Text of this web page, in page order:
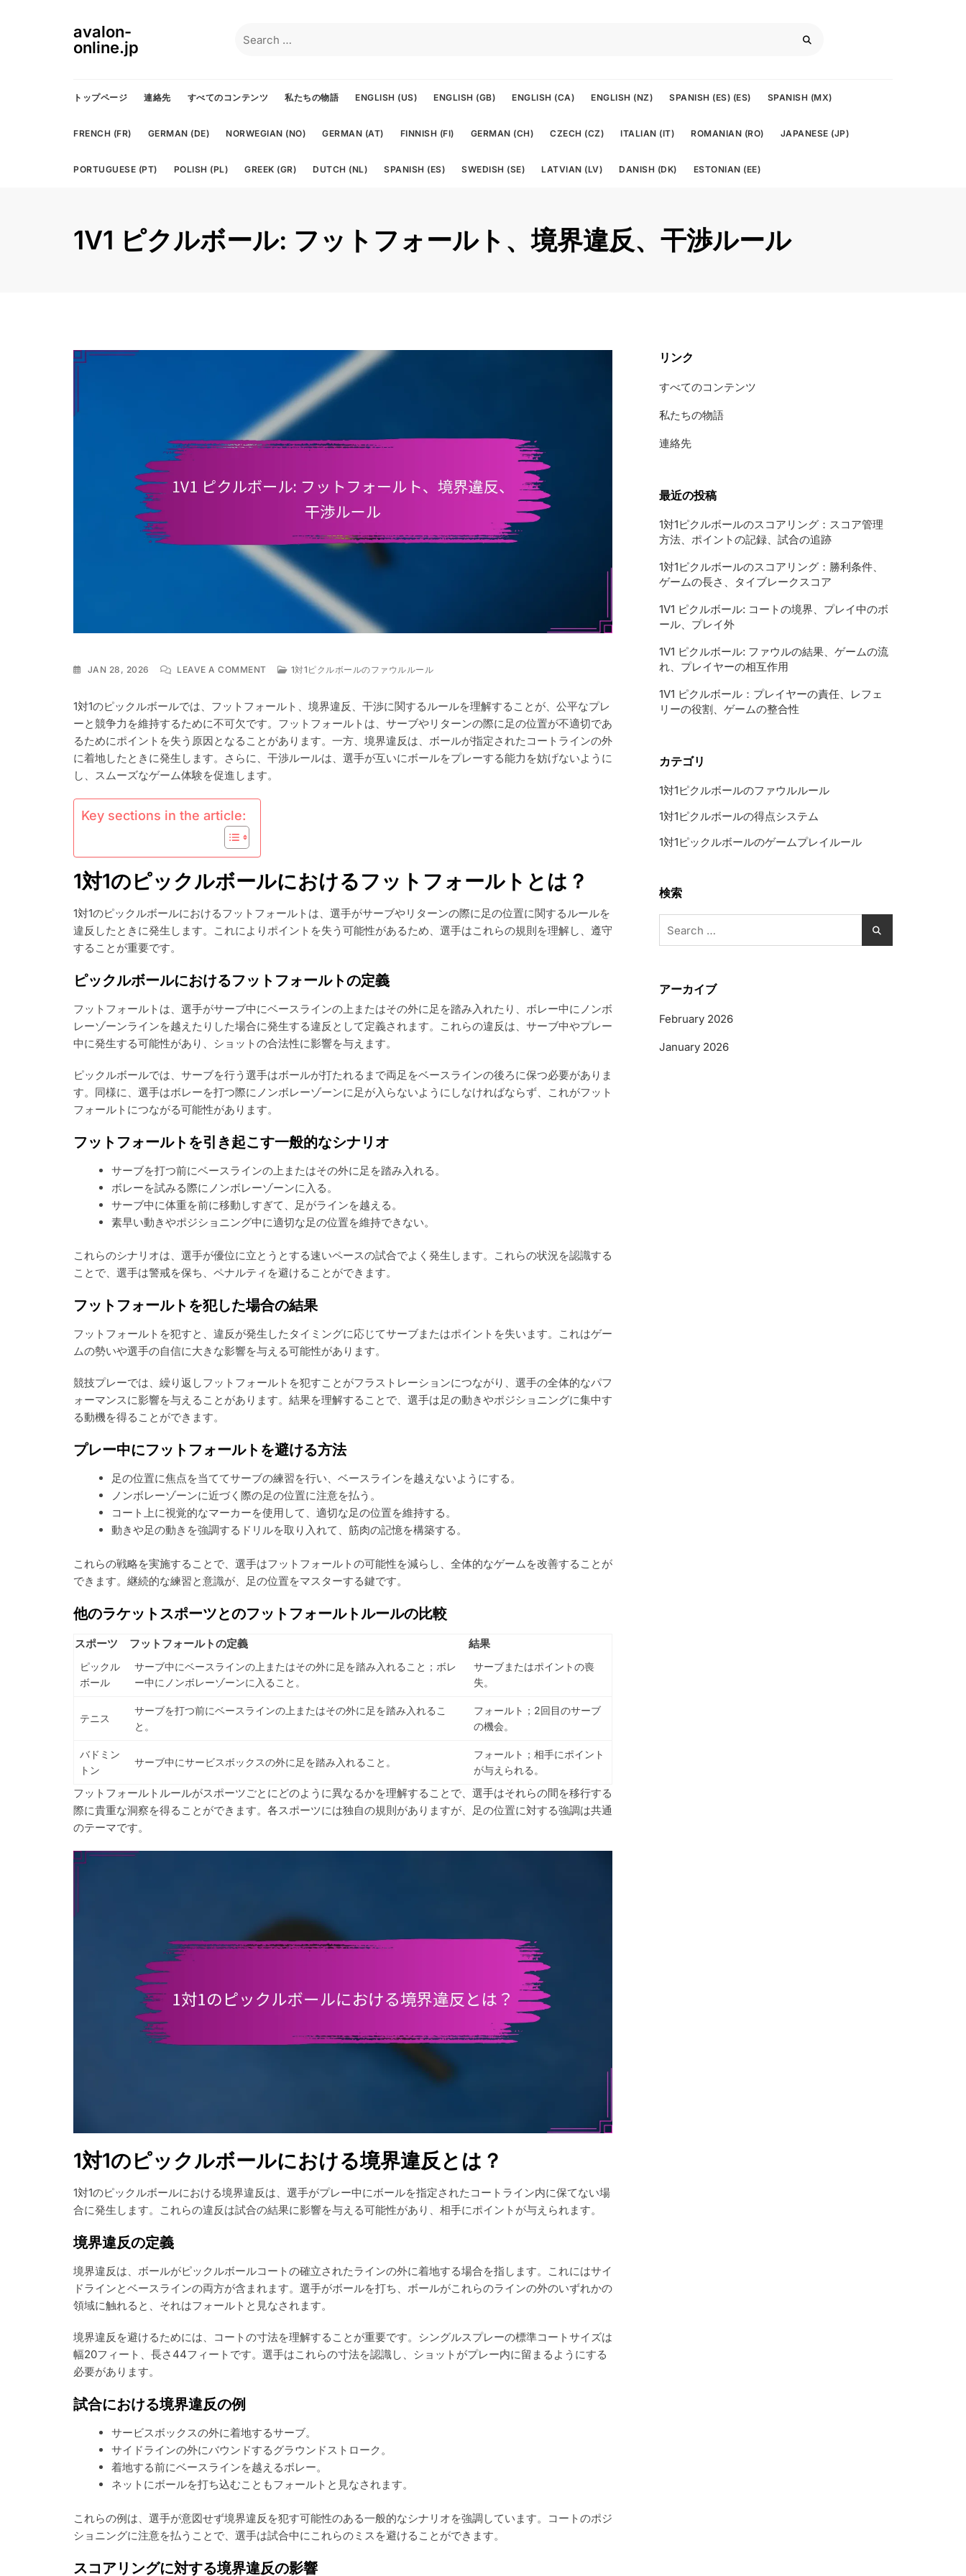
avalon-
online.jp
for:
トップページ 連絡先 すべてのコンテンツ 私たちの物語 ENGLISH (US) ENGLISH (GB) ENGLISH (CA) ENGLISH (NZ) SPANISH (ES) (ES) SPANISH (MX)
FRENCH (FR) GERMAN (DE) NORWEGIAN (NO) GERMAN (AT) FINNISH (FI) GERMAN (CH) CZECH (CZ) ITALIAN (IT) ROMANIAN (RO) JAPANESE (JP)
PORTUGUESE (PT) POLISH (PL) GREEK (GR) DUTCH (NL) SPANISH (ES) SWEDISH (SE) LATVIAN (LV) DANISH (DK) ESTONIAN (EE)
1V1 ピクルボール: フットフォールト、境界違反、干渉ルール
JAN 28, 2026 LEAVE A COMMENTON
ク
ル
ボ
ー
ル:
フ
ト、
境
違
反、
ー
1対1ピクルボールのファウルルール
1対1のピックルボールでは、フットフォールト、境界違反、干渉に関するルールを理解することが、公平なプレ
ーと競争力を維持するために不可欠です。フットフォールトは、サーブやリターンの際に足の位置が不適切であ
るためにポイントを失う原因となることがあります。一方、境界違反は、ボールが指定されたコートラインの外
に着地したときに発生します。さらに、干渉ルールは、選手が互いにボールをプレーする能力を妨げないように
し、スムーズなゲーム体験を促進します。
Key sections in the article:
1対1のピックルボールにおけるフットフォールトとは？
1対1のピックルボールにおけるフットフォールトは、選手がサーブやリターンの際に足の位置に関するルールを
違反したときに発生します。これによりポイントを失う可能性があるため、選手はこれらの規則を理解し、遵守
することが重要です。
ピックルボールにおけるフットフォールトの定義
フットフォールトは、選手がサーブ中にベースラインの上またはその外に足を踏み入れたり、ボレー中にノンボ
レーゾーンラインを越えたりした場合に発生する違反として定義されます。これらの違反は、サーブ中やプレー
中に発生する可能性があり、ショットの合法性に影響を与えます。
ピックルボールでは、サーブを行う選手はボールが打たれるまで両足をベースラインの後ろに保つ必要がありま
す。同様に、選手はボレーを打つ際にノンボレーゾーンに足が入らないようにしなければならず、これがフット
フォールトにつながる可能性があります。
フットフォールトを引き起こす一般的なシナリオ
サーブを打つ前にベースラインの上またはその外に足を踏み入れる。
ボレーを試みる際にノンボレーゾーンに入る。
サーブ中に体重を前に移動しすぎて、足がラインを越える。
素早い動きやポジショニング中に適切な足の位置を維持できない。
これらのシナリオは、選手が優位に立とうとする速いペースの試合でよく発生します。これらの状況を認識する
ことで、選手は警戒を保ち、ペナルティを避けることができます。
フットフォールトを犯した場合の結果
フットフォールトを犯すと、違反が発生したタイミングに応じてサーブまたはポイントを失います。これはゲー
ムの勢いや選手の自信に大きな影響を与える可能性があります。
競技プレーでは、繰り返しフットフォールトを犯すことがフラストレーションにつながり、選手の全体的なパフ
ォーマンスに影響を与えることがあります。結果を理解することで、選手は足の動きやポジショニングに集中す
る動機を得ることができます。
プレー中にフットフォールトを避ける方法
足の位置に焦点を当ててサーブの練習を行い、ベースラインを越えないようにする。
ノンボレーゾーンに近づく際の足の位置に注意を払う。
コート上に視覚的なマーカーを使用して、適切な足の位置を維持する。
動きや足の動きを強調するドリルを取り入れて、筋肉の記憶を構築する。
これらの戦略を実施することで、選手はフットフォールトの可能性を減らし、全体的なゲームを改善することが
できます。継続的な練習と意識が、足の位置をマスターする鍵です。
他のラケットスポーツとのフットフォールトルールの比較
スポーツ フットフォールトの定義 結果
ピックル
ボール
サーブ中にベースラインの上またはその外に足を踏み入れること；ボレ
ー中にノンボレーゾーンに入ること。
サーブまたはポイントの喪
失。
テニス
サーブを打つ前にベースラインの上またはその外に足を踏み入れるこ
と。
フォールト；2回目のサーブ
の機会。
バドミン
トン
サーブ中にサービスボックスの外に足を踏み入れること。
フォールト；相手にポイント
が与えられる。
フットフォールトルールがスポーツごとにどのように異なるかを理解することで、選手はそれらの間を移行する
際に貴重な洞察を得ることができます。各スポーツには独自の規則がありますが、足の位置に対する強調は共通
のテーマです。
1対1のピックルボールにおける境界違反とは？
1対1のピックルボールにおける境界違反は、選手がプレー中にボールを指定されたコートライン内に保てない場
合に発生します。これらの違反は試合の結果に影響を与える可能性があり、相手にポイントが与えられます。
境界違反の定義
境界違反は、ボールがピックルボールコートの確立されたラインの外に着地する場合を指します。これにはサイ
ドラインとベースラインの両方が含まれます。選手がボールを打ち、ボールがこれらのラインの外のいずれかの
領域に触れると、それはフォールトと見なされます。
境界違反を避けるためには、コートの寸法を理解することが重要です。シングルスプレーの標準コートサイズは
幅20フィート、長さ44フィートです。選手はこれらの寸法を認識し、ショットがプレー内に留まるようにする
必要があります。
試合における境界違反の例
サービスボックスの外に着地するサーブ。
サイドラインの外にバウンドするグラウンドストローク。
着地する前にベースラインを越えるボレー。
ネットにボールを打ち込むこともフォールトと見なされます。
これらの例は、選手が意図せず境界違反を犯す可能性のある一般的なシナリオを強調しています。コートのポジ
ショニングに注意を払うことで、選手は試合中にこれらのミスを避けることができます。
スコアリングに対する境界違反の影響
リンク
すべてのコンテンツ
私たちの物語
連絡先
最近の投稿
1対1ピクルボールのスコアリング：スコア管理
方法、ポイントの記録、試合の追跡
1対1ピクルボールのスコアリング：勝利条件、
ゲームの長さ、タイブレークスコア
1V1 ピクルボール: コートの境界、プレイ中のボ
ール、プレイ外
1V1 ピクルボール: ファウルの結果、ゲームの流
れ、プレイヤーの相互作用
1V1 ピクルボール：プレイヤーの責任、レフェ
リーの役割、ゲームの整合性
カテゴリ
1対1ピクルボールのファウルルール
1対1ピクルボールの得点システム
1対1ピックルボールのゲームプレイルール
検索
for:
アーカイブ
February 2026
January 2026